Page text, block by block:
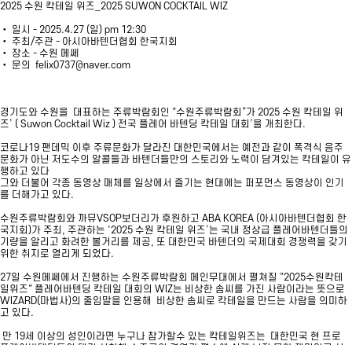
2025 수원 칵테일 위즈_2025 SUWON COCKTAIL WIZ
• 일시 - 2025.4.27 (일) pm 12:30
• 주최/주관 - 아시아바텐더협회 한국지회
• 장소 - 수원 메쎄
• 문의 felix0737@naver.com
경기도와 수원을 대표하는 주류박람회인 “수원주류박람회”가 2025 수원 칵테일 위
즈’ ( Suwon Cocktail Wiz ) 전국 플레어 바텐딩 칵테일 대회’을 개최한다.
코로나19 팬데믹 이후 주류문화가 달라진 대한민국에서는 예전과 같이 폭격식 음주
문화가 아닌 저도수의 알콜들과 바텐더들만의 스토리와 노력이 담겨있는 칵테일이 유
행하고 있다
그와 더불어 각종 동영상 매체를 일상에서 즐기는 현대에는 퍼포먼스 동영상이 인기
를 더해가고 있다.
수원주류박람회와 까뮤VSOP보더리가 후원하고 ABA KOREA (아시아바텐더협회 한
국지회)가 주최, 주관하는 ‘2025 수원 칵테일 위즈’는 국내 정상급 플레어바텐더들의
기량을 알리고 화려한 볼거리를 제공, 또 대한민국 바텐더의 국제대회 경쟁력을 갖기
위한 취지로 열리게 되었다.
27일 수원메쎄에서 진행하는 수원주류박람회 메인무대에서 펼쳐질 “2025수원칵테
일위즈“ 플레어바텐딩 칵테일 대회의 WIZ는 비상한 솜씨를 가진 사람이라는 뜻으로
WIZARD(마법사)의 줄임말을 인용해 비상한 솜씨로 칵테일을 만드는 사람을 의미하
고 있다.
만 19세 이상의 성인이라면 누구나 참가할수 있는 칵테일위즈는 대한민국 현 프로